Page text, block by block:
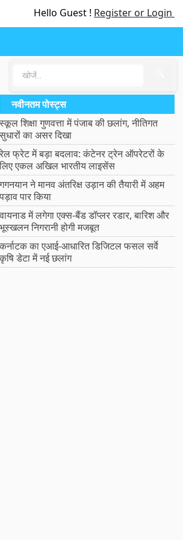
Hello Guest ! Register or Login
नवीनतम पोस्ट्स
स्कूल शिक्षा गुणवत्ता में पंजाब की छलांग, नीतिगत
सुधारों का असर दिखा
रेल फ्रेट में बड़ा बदलाव: कंटेनर ट्रेन ऑपरेटरों के
लिए एकल अखिल भारतीय लाइसेंस
गगनयान ने मानव अंतरिक्ष उड़ान की तैयारी में अहम
पड़ाव पार किया
वायनाड में लगेगा एक्स-बैंड डॉप्लर रडार, बारिश और
भूस्खलन निगरानी होगी मजबूत
कर्नाटक का एआई-आधारित डिजिटल फसल सर्वे
कृषि डेटा में नई छलांग